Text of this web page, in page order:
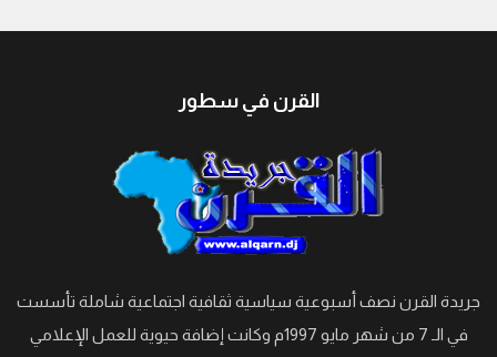
القرن في سطور
جريدة القرن نصف أسبوعية سياسية ثقافية اجتماعية شاملة تأسست
في الـ 7 من شهر مايو 1997م وكانت إضافة حيوية للعمل الإعلامي